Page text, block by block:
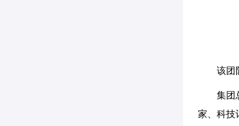
该团
集团
家、科技